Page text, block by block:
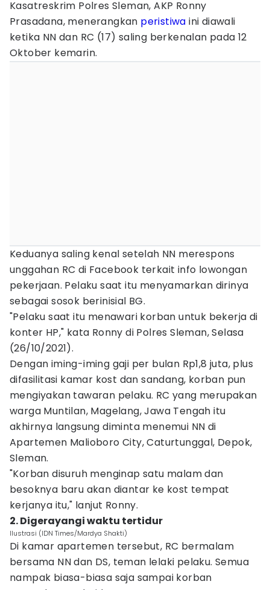
Kasatreskrim Polres Sleman, AKP Ronny
Prasadana, menerangkan peristiwa ini diawali
ketika NN dan RC (17) saling berkenalan pada 12
Oktober kemarin.
Keduanya saling kenal setelah NN merespons
unggahan RC di Facebook terkait info lowongan
pekerjaan. Pelaku saat itu menyamarkan dirinya
sebagai sosok berinisial BG.
"Pelaku saat itu menawari korban untuk bekerja di
konter HP," kata Ronny di Polres Sleman, Selasa
(26/10/2021).
Dengan iming-iming gaji per bulan Rp1,8 juta, plus
difasilitasi kamar kost dan sandang, korban pun
mengiyakan tawaran pelaku. RC yang merupakan
warga Muntilan, Magelang, Jawa Tengah itu
akhirnya langsung diminta menemui NN di
Apartemen Malioboro City, Caturtunggal, Depok,
Sleman.
"Korban disuruh menginap satu malam dan
besoknya baru akan diantar ke kost tempat
kerjanya itu," lanjut Ronny.
2. Digerayangi waktu tertidur
Ilustrasi (IDN Times/Mardya Shakti)
Di kamar apartemen tersebut, RC bermalam
bersama NN dan DS, teman lelaki pelaku. Semua
nampak biasa-biasa saja sampai korban